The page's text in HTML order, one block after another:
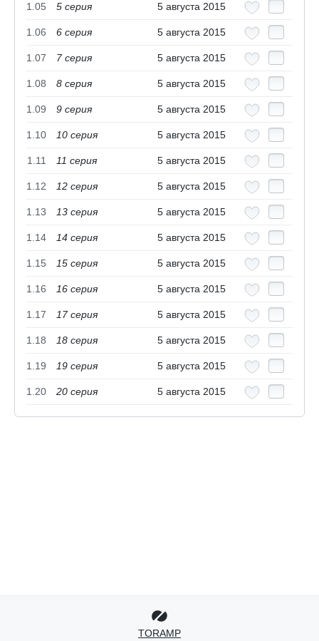
1.05 5 cерия 5 августа 2015
1.06 6 cерия 5 августа 2015
1.07 7 cерия 5 августа 2015
1.08 8 cерия 5 августа 2015
1.09 9 cерия 5 августа 2015
1.10 10 cерия 5 августа 2015
1.11 11 cерия 5 августа 2015
1.12 12 cерия 5 августа 2015
1.13 13 cерия 5 августа 2015
1.14 14 cерия 5 августа 2015
1.15 15 cерия 5 августа 2015
1.16 16 cерия 5 августа 2015
1.17 17 cерия 5 августа 2015
1.18 18 cерия 5 августа 2015
1.19 19 cерия 5 августа 2015
1.20 20 cерия 5 августа 2015
TORAMP